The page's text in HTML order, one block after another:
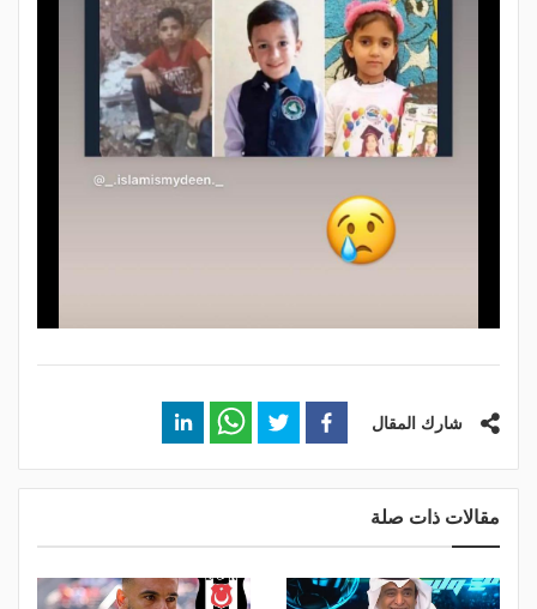
شارك المقال
مقالات ذات صلة